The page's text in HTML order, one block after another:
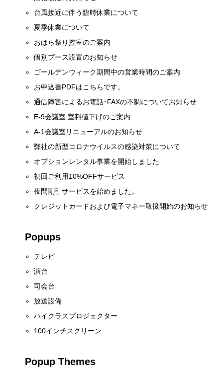
台風接近に伴う臨時休業について
夏季休業について
おはら祭り控室のご案内
個別ブース設置のお知らせ
ゴールデンウィーク期間中の営業時間のご案内
お申込書PDFはこちらです。
通信障害によるお電話･FAXの不調についてお知らせ
E-9会議室 室料値下げのご案内
A-1会議室リニューアルのお知らせ
弊社の新型コロナウイルスの感染対策について
オプションレンタル事業を開始しました
初回ご利用10%OFFサービス
夜間割引サービスを始めました。
クレジットカードおよび電子マネー取扱開始のお知らせ
Popups
テレビ
演台
司会台
放送設備
ハイクラスプロジェクター
100インチスクリーン
Popup Themes